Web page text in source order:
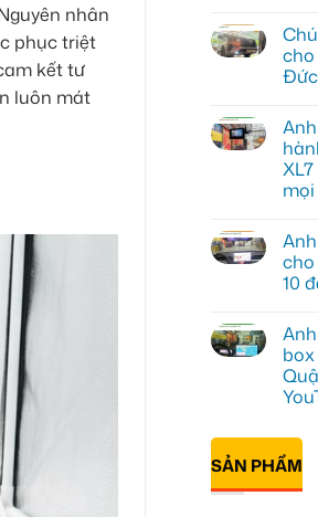
nhân
phục triệt
kết tư
luôn mát
bình
luận
ở
Anh
box
Geely
EX2
tại
Quận
cấp
giải
trí
cho
bình
luận
ở
Chú
Bảy
độ
ô
tô
cho
Ford
Thủ
Đức
cần
ánh
sáng
tốt
bình
luận
ở
Anh
hành
trình
ô
tô
Suzuki
Quận
12
để
ghi
cho
10
bình
luận
ở
Anh
Kiên
lắp
Box
Geely
EX2
tại
box
có
luận
ở
Anh
SẢN PHẨM